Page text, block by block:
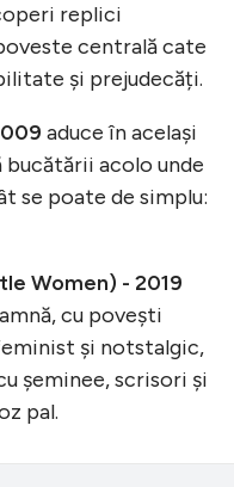
replici
centrală cate
și prejudecăți.
aduce în același
acolo unde
se poate de simplu:
Women) - 2019
cu povești
și notstalgic,
șeminee, scrisori și
pal.